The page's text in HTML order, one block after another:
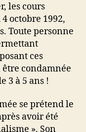
les cours
octobre 1992,
Toute personne
ces
condamnée
3 à 5 ans !
se prétend le
avoir été
». Son